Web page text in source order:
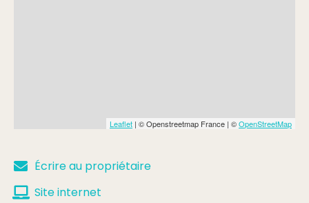
Leaflet | © Openstreetmap France | ©OpenStreetMap
Écrire au propriétaire
Site internet